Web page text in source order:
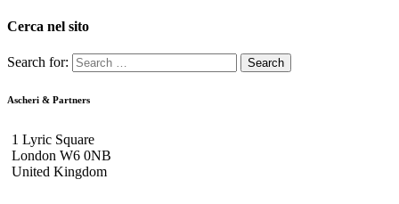
Cerca nel sito
Search for:
Ascheri & Partners
1 Lyric Square
London W6 0NB
United Kingdom